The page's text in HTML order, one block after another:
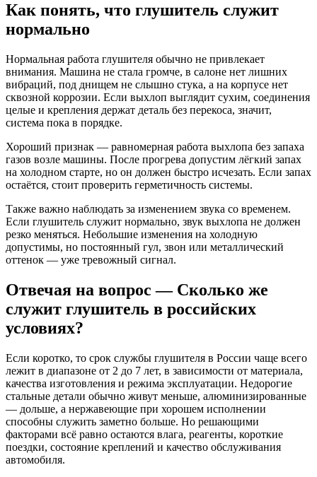
Как понять, что глушитель служит
нормально
Нормальная работа глушителя обычно не привлекает
внимания. Машина не стала громче, в салоне нет лишних
вибраций, под днищем не слышно стука, а на корпусе нет
сквозной коррозии. Если выхлоп выглядит сухим, соединения
целые и крепления держат деталь без перекоса, значит,
система пока в порядке.
Хороший признак — равномерная работа выхлопа без запаха
газов возле машины. После прогрева допустим лёгкий запах
на холодном старте, но он должен быстро исчезать. Если запах
остаётся, стоит проверить герметичность системы.
Также важно наблюдать за изменением звука со временем.
Если глушитель служит нормально, звук выхлопа не должен
резко меняться. Небольшие изменения на холодную
допустимы, но постоянный гул, звон или металлический
оттенок — уже тревожный сигнал.
Отвечая на вопрос — Сколько же
служит глушитель в российских
условиях?
Если коротко, то срок службы глушителя в России чаще всего
лежит в диапазоне от 2 до 7 лет, в зависимости от материала,
качества изготовления и режима эксплуатации. Недорогие
стальные детали обычно живут меньше, алюминизированные
— дольше, а нержавеющие при хорошем исполнении
способны служить заметно больше. Но решающими
факторами всё равно остаются влага, реагенты, короткие
поездки, состояние креплений и качество обслуживания
автомобиля.